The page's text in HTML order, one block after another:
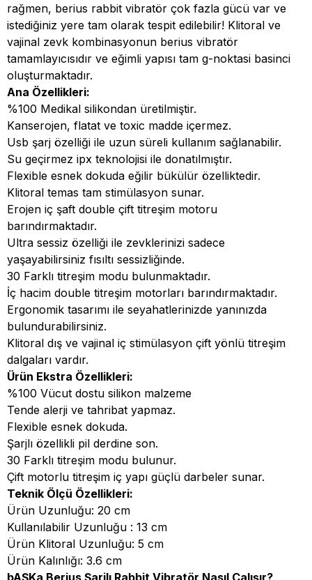
rağmen, berius rabbit vibratör çok fazla gücü var ve
istediğiniz yere tam olarak tespit edilebilir! Klitoral ve
vajinal zevk kombinasyonun berius vibratör
tamamlayıcısıdır ve eğimli yapısı tam g-noktasi basinci
oluşturmaktadır.
Ana Özellikleri:
%100 Medikal silikondan üretilmiştir.
Kanserojen, flatat ve toxic madde içermez.
Usb şarj özelliği ile uzun süreli kullanım sağlanabilir.
Su geçirmez ipx teknolojisi ile donatılmıştır.
Flexible esnek dokuda eğilir bükülür özelliktedir.
Klitoral temas tam stimülasyon sunar.
Erojen iç şaft double çift titreşim motoru
barındırmaktadır.
Ultra sessiz özelliği ile zevklerinizi sadece
yaşayabilirsiniz fısıltı sessizliğinde.
30 Farklı titreşim modu bulunmaktadır.
İç hacim double titreşim motorları barındırmaktadır.
Ergonomik tasarımı ile seyahatlerinizde yanınızda
bulundurabilirsiniz.
Klitoral dış ve vajinal iç stimülasyon çift yönlü titreşim
dalgaları vardır.
Ürün Ekstra Özellikleri:
%100 Vücut dostu silikon malzeme
Tende alerji ve tahribat yapmaz.
Flexible esnek dokuda.
Şarjlı özellikli pil derdine son.
30 Farklı titreşim modu bulunur.
Çift motorlu titreşim iç yapı güçlü darbeler sunar.
Teknik Ölçü Özellikleri:
Ürün Uzunluğu: 20 cm
Kullanılabilir Uzunluğu : 13 cm
Ürün Klitoral Uzunluğu: 5 cm
Ürün Kalınlığı: 3.6 cm